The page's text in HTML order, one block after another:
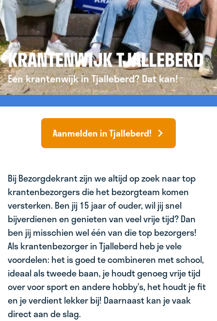
KRANTENWIJK TJALLEBERD
Een krantenwijk in Tjalleberd? Dat kan!
Aanmelden in Tjalleberd!
Bij Bezorgdekrant zijn we altijd op zoek naar top
krantenbezorgers die het bezorgteam komen
versterken. Ben jij 15 jaar of ouder, wil jij snel
bijverdienen en genieten van veel vrije tijd? Dan
ben jij misschien wel één van die top bezorgers!
Als krantenbezorger in Tjalleberd heb je vele
voordelen: het is goed te combineren met school,
ideaal als tweede baan, je houdt genoeg vrije tijd
over voor sport en andere hobby’s, het houdt je fit
en je verdient lekker bij! Daarnaast kan je vaak
direct aan de slag.